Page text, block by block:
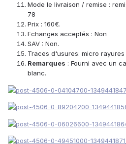
Mode le livraison / remise :
78
Prix : 160€.
Echanges acceptés : Non
SAV : Non.
Traces d'usures: micro
Remarques : Fourni avec un
blanc.